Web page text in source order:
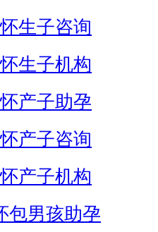
生子咨询
生子机构
产子助孕
产子咨询
产子机构
包男孩助孕